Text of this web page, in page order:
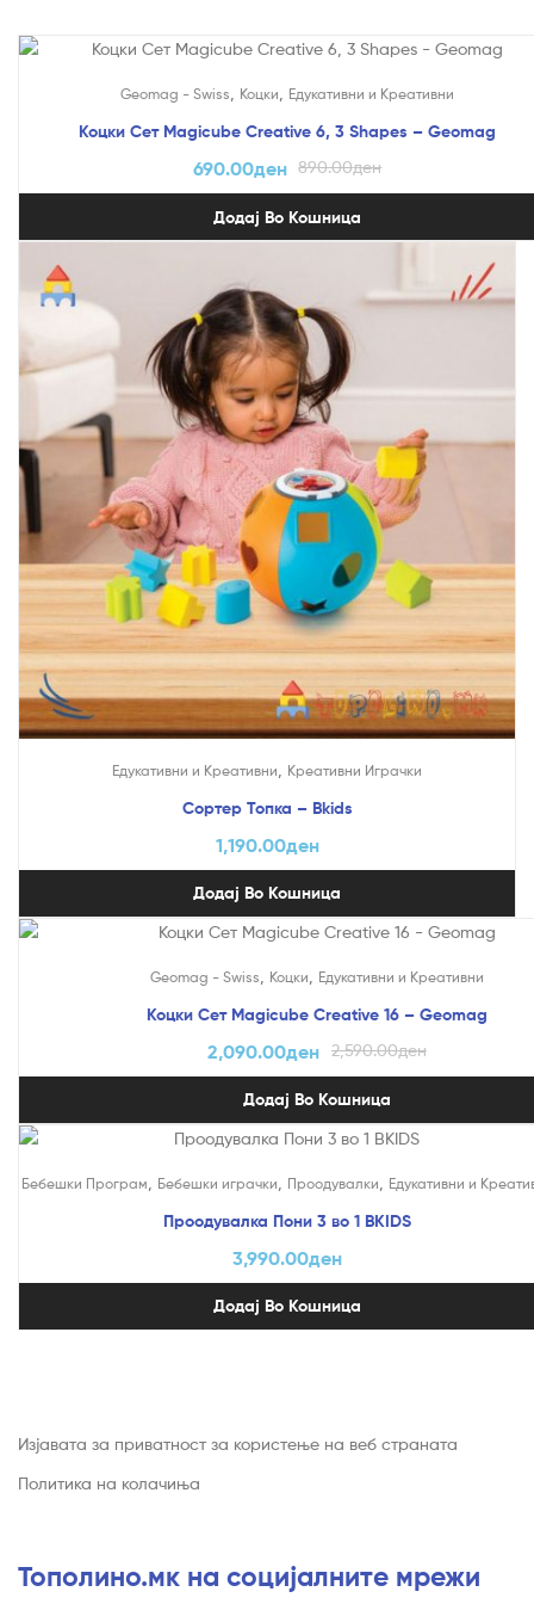
Geomag - Swiss, Коцки, Едукативни и Креативни
Коцки Сет Magicube Creative 6, 3 Shapes – Geomag
890.00ден
690.00ден
Додај Во Кошница
Едукативни и Креативни Креативни Играчки
Сортер Топка – Bkids
1,190.00ден
Додај Во Кошница
Geomag - Swiss Коцки Едукативни и Креативни
Коцки Сет Magicube Creative 16 – Geomag
2,590.00ден
2,090.00ден
Додај Во Кошница
Бебешки Програм Бебешки играчки Проодувалки Едукативни и
Проодувалка Пони 3 во 1 BKIDS
3,990.00ден
Додај Во Кошница
Изјавата за приватност за користење на веб страната
Политика на колачиња
Тополино.мк на социјалните мрежи